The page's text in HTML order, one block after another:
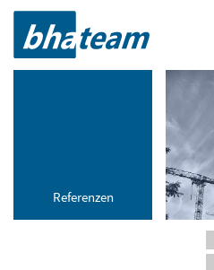
Referenzen